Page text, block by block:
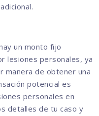
un monto fijo
lesiones personales, ya
manera de obtener una
potencial es
personales en
detalles de tu caso y